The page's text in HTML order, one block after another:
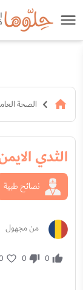
الصحة
الثدي
نصائح طبية
من مجهول
0
0